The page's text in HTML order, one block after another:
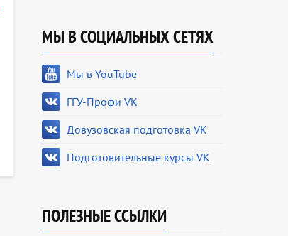
МЫ В СОЦИАЛЬНЫХ СЕТЯХ
Мы в YouTube
ГГУ-Профи VK
Довузовская подготовка VK
Подготовительные курсы VK
ПОЛЕЗНЫЕ ССЫЛКИ